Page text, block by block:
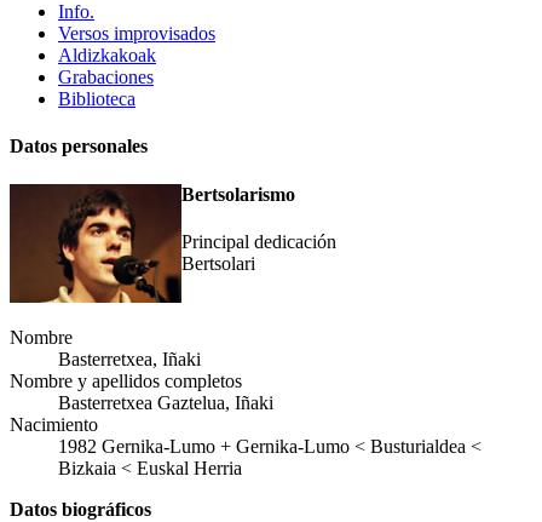
Info.
Versos improvisados
Aldizkakoak
Grabaciones
Biblioteca
Datos personales
Nombre
Basterretxea, Iñaki
Nombre y apellidos completos
Basterretxea Gaztelua, Iñaki
Nacimiento
1982 Gernika-Lumo + Gernika-Lumo < Busturialdea <
Bizkaia < Euskal Herria
Bertsolarismo
Principal dedicación
Bertsolari
Datos biográficos